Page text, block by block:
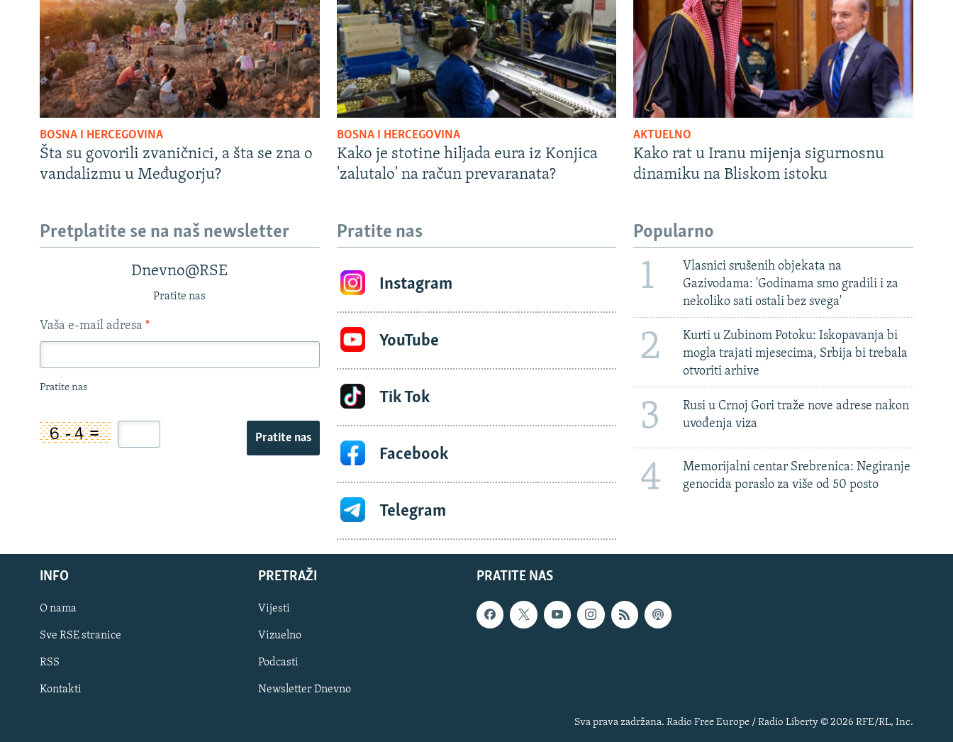
BOSNA I HERCEGOVINA
Šta su govorili zvaničnici, a šta se zna o
vandalizmu u Međugorju?
BOSNA I HERCEGOVINA
Kako je stotine hiljada eura iz Konjica
'zalutalo' na račun prevaranata?
AKTUELNO
Kako rat u Iranu mijenja sigurnosnu
dinamiku na Bliskom istoku
Pretplatite se na naš newsletter
Dnevno@RSE
Pratite nas
Vaša e-mail adresa *
Pratite nas
Pratite nas
Pratite nas
Instagram
YouTube
Tik Tok
Facebook
Telegram
Popularno
1
Vlasnici srušenih objekata na
Gazivodama: 'Godinama smo gradili i za
nekoliko sati ostali bez svega'
2
Kurti u Zubinom Potoku: Iskopavanja bi
mogla trajati mjesecima, Srbija bi trebala
otvoriti arhive
3
Rusi u Crnoj Gori traže nove adrese nakon
uvođenja viza
4
Memorijalni centar Srebrenica: Negiranje
genocida poraslo za više od 50 posto
PRATITE NAS
INFO
O nama
Sve RSE stranice
RSS
Kontakti
PRETRAŽI
Vijesti
Vizuelno
Podcasti
Newsletter Dnevno
Sva prava zadržana. Radio Free Europe / Radio Liberty © 2026 RFE/RL, Inc.